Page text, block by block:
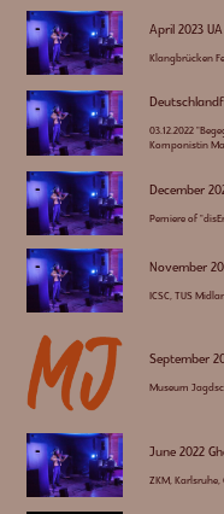
April 2023
Klangbrücken
03.12.2022
Komponistin
December
Pemiere of
November
ICSC, TUS
September
Museum
June 2022
ZKM,